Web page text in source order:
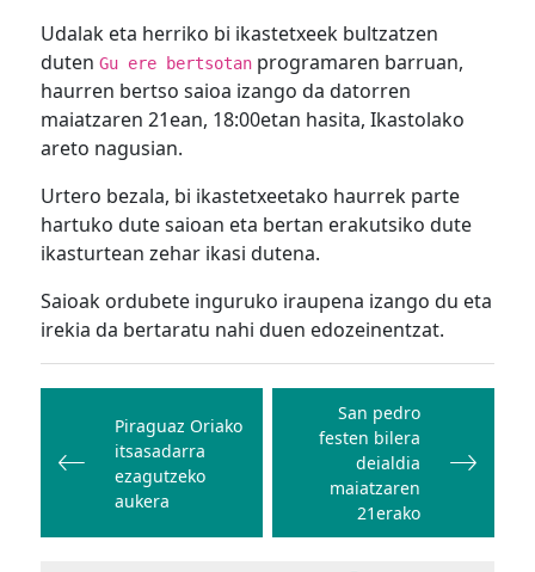
Udalak eta herriko bi ikastetxeek bultzatzen
dutenGu ere bertsotan programaren barruan,
haurren bertso saioa izango da datorren
maiatzaren 21ean, 18:00etan hasita, Ikastolako
areto nagusian.
Urtero bezala, bi ikastetxeetako haurrek parte
hartuko dute saioan eta bertan erakutsiko dute
ikasturtean zehar ikasi dutena.
Saioak ordubete inguruko iraupena izango du eta
irekia da bertaratu nahi duen edozeinentzat.
Bidalketetan
zehar
nabigatu
Piraguaz Oriako
itsasadarra
ezagutzeko
aukera
San pedro
festen bilera
deialdia
maiatzaren
21erako